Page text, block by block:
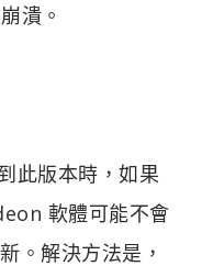
潰。
此版本時，如果
軟體可能不會
。解決方法是，